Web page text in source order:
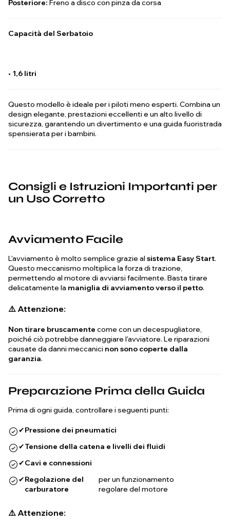
Posteriore: Freno a disco con pinza da corsa
Capacità del Serbatoio
• 1,6 litri
Questo modello è ideale per i piloti meno esperti. Combina un
design elegante, prestazioni eccellenti e un alto livello di
sicurezza, garantendo un divertimento e una guida fuoristrada
spensierata per i bambini.
Consigli e Istruzioni Importanti per
un Uso Corretto
Avviamento Facile
L'avviamento è molto semplice grazie alsistema Easy Start.
Questo meccanismo moltiplica la forza di trazione,
permettendo al motore di avviarsi facilmente. Basta tirare
delicatamente la maniglia di avviamento verso il petto.
⚠️ Attenzione:
Non tirare bruscamente come con un decespugliatore,
poiché ciò potrebbe danneggiare l'avviatore. Le riparazioni
causate da danni meccanici non sono coperte dalla
garanzia.
Preparazione Prima della Guida
Prima di ogni guida, controllare i seguenti punti:
✔Pressione dei pneumatici
✔Tensione della catena e livelli dei fluidi
✔Cavi e connessioni
✔Regolazione del
carburatore
per un funzionamento
regolare del motore
⚠️ Attenzione: